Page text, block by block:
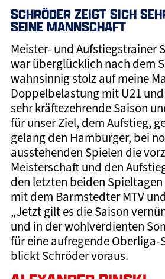
SCHRÖDER ZEIGT SICH
SEINE MANNSCHAFT
Meister- und Aufstiegstrainer
war überglücklich nach dem
wahnsinnig stolz auf meine
Doppelbelastung mit U21
sehr kräftezehrende Saison
für unser Ziel, dem Aufstieg,
gelang den Hamburger, bei
ausstehenden Spielen die
Meisterschaft und den
den letzten beiden
mit dem Barmstedter MTV
„Jetzt gilt es die Saison
und in der wohlverdienten
für eine aufregende Oberliga-
blickt Schröder voraus.